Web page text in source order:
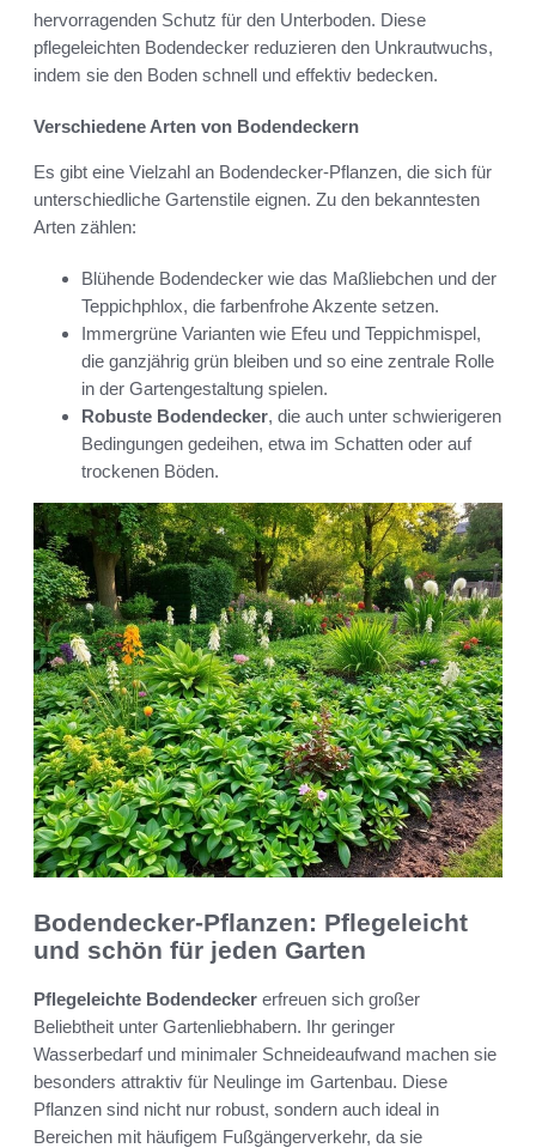
hervorragenden Schutz für den Unterboden. Diese
pflegeleichten Bodendecker reduzieren den Unkrautwuchs,
indem sie den Boden schnell und effektiv bedecken.
Verschiedene Arten von Bodendeckern
Es gibt eine Vielzahl an Bodendecker-Pflanzen, die sich für
unterschiedliche Gartenstile eignen. Zu den bekanntesten
Arten zählen:
Blühende Bodendecker wie das Maßliebchen und der
Teppichphlox, die farbenfrohe Akzente setzen.
Immergrüne Varianten wie Efeu und Teppichmispel,
die ganzjährig grün bleiben und so eine zentrale Rolle
in der Gartengestaltung spielen.
Robuste Bodendecker, die auch unter schwierigeren
Bedingungen gedeihen, etwa im Schatten oder auf
trockenen Böden.
Bodendecker-Pflanzen: Pflegeleicht
und schön für jeden Garten
Pflegeleichte Bodendecker erfreuen sich großer
Beliebtheit unter Gartenliebhabern. Ihr geringer
Wasserbedarf und minimaler Schneideaufwand machen sie
besonders attraktiv für Neulinge im Gartenbau. Diese
Pflanzen sind nicht nur robust, sondern auch ideal in
Bereichen mit häufigem Fußgängerverkehr, da sie